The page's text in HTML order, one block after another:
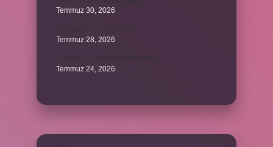
Temmuz 30, 2026
Temmuz 28, 2026
Temmuz 24, 2026